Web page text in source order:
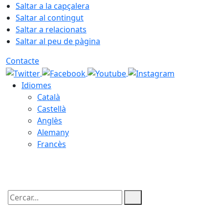
Saltar a la capçalera
Saltar al contingut
Saltar a relacionats
Saltar al peu de pàgina
Contacte
Idiomes
Català
Castellà
Anglès
Alemany
Francès
Cercar: